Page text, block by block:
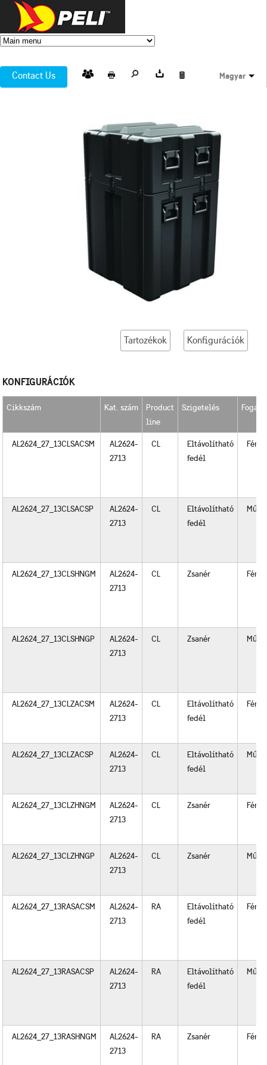
Contact Us Magyar
Tartozékok Konfigurációk
KONFIGURÁCIÓK
Cikkszám Kat. szám
Product
line
Szigetelés
AL2624_27_13CLSACSM
AL2624-
2713
CL
Eltávolítható
fedél
Fém
AL2624_27_13CLSACSP
AL2624-
2713
CL
Eltávolítható
fedél
AL2624_27_13CLSHNGM
AL2624-
2713
CL Zsanér Fém
AL2624_27_13CLSHNGP
AL2624-
2713
CL Zsanér
AL2624_27_13CLZACSM
AL2624-
2713
CL
Eltávolítható
fedél
Fém
AL2624_27_13CLZACSP
AL2624-
2713
CL
Eltávolítható
fedél
AL2624_27_13CLZHNGM
AL2624-
2713
CL Zsanér Fém
AL2624_27_13CLZHNGP
AL2624-
2713
CL Zsanér
AL2624_27_13RASACSM
AL2624-
2713
RA
Eltávolítható
fedél
Fém
AL2624_27_13RASACSP
AL2624-
2713
RA
Eltávolítható
fedél
AL2624_27_13RASHNGM
AL2624-
2713
RA Zsanér Fém